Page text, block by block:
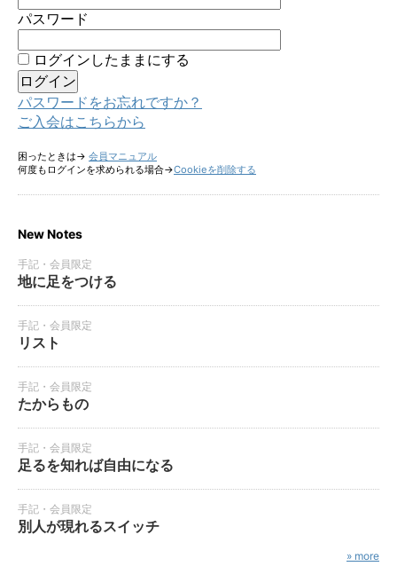
パスワード
ログインしたままにする
パスワードをお忘れですか？
ご入会はこちらから
困ったときは→ 会員マニュアル
何度もログインを求められる場合→Cookieを削除する
New Notes
手記・会員限定
地に足をつける
手記・会員限定
リスト
手記・会員限定
たからもの
手記・会員限定
足るを知れば自由になる
手記・会員限定
別人が現れるスイッチ
» more